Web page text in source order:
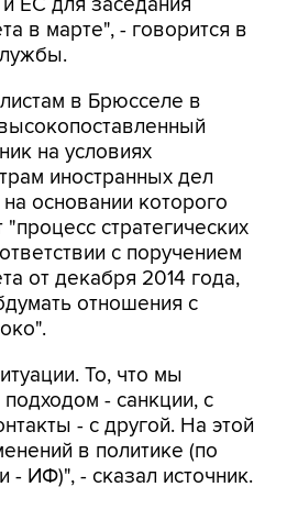
в марте", - говорится в
в Брюсселе в
на условиях
иностранных дел
основании которого
стратегических
с поручением
от декабря 2014 года,
отношения с
То, что мы
- санкции, с
- с другой. На этой
в политике (по
- ИФ)", - сказал источник.